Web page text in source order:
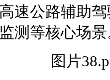
速公路辅助
测等核心场